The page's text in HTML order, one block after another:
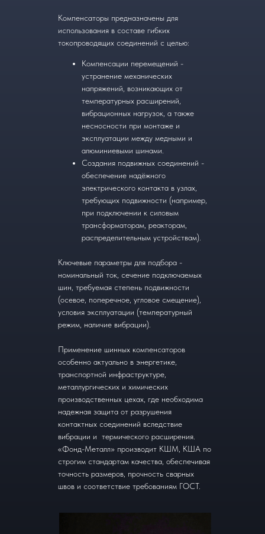
Компенсаторы предназначены для
использования в составе гибких
токопроводящих соединений с целью:
Компенсации перемещений -
устранение механических
напряжений, возникающих от
температурных расширений,
вибрационных нагрузок, а также
несносности при монтаже и
эксплуатации между медными и
алюминиевыми шинами.
Создания подвижных соединений -
обеспечение надёжного
электрического контакта в узлах,
требующих подвижности (например,
при подключении к силовым
трансформаторам, реакторам,
распределительным устройствам).
Ключевые параметры для подбора -
номинальный ток, сечение подключаемых
шин, требуемая степень подвижности
(осевое, поперечное, угловое смещение),
условия эксплуатации (температурный
режим, наличие вибрации).
Применение шинных компенсаторов
особенно актуально в энергетике,
транспортной инфраструктуре,
металлургических и химических
производственных цехах, где необходима
надежная защита от разрушения
контактных соединений вследствие
вибрации и термического расширения.
«Фонд-Металл» производит КШМ, КША по
строгим стандартам качества, обеспечивая
точность размеров, прочность сварных
швов и соответствие требованиям ГОСТ.